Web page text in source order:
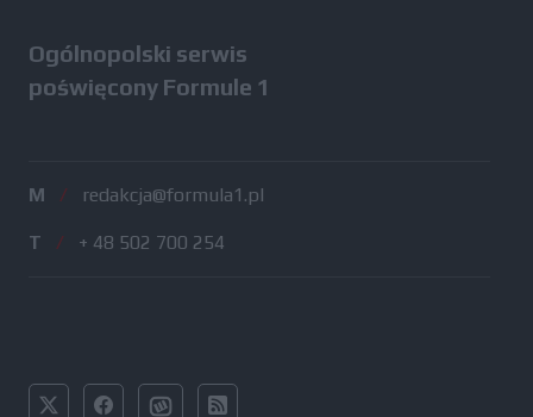
Ogólnopolski serwis
poświęcony Formule 1
M / redakcja@formula1.pl
T / + 48 502 700 254